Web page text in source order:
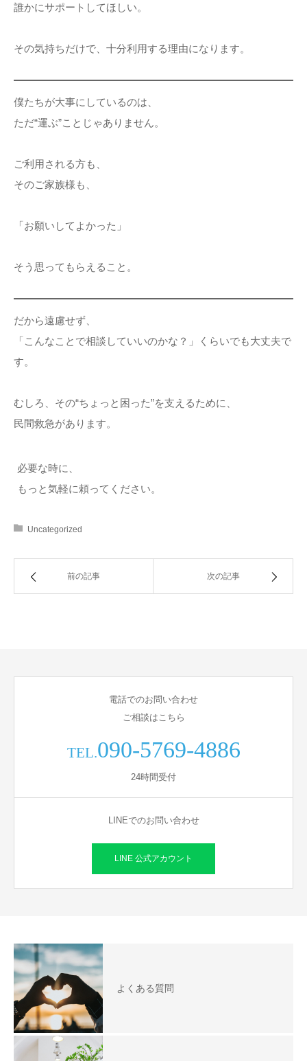
誰かにサポートしてほしい。
その気持ちだけで、十分利用する理由になります。
僕たちが大事にしているのは、
ただ“運ぶ”ことじゃありません。
ご利用される方も、
そのご家族様も、
「お願いしてよかった」
そう思ってもらえること。
だから遠慮せず、
「こんなことで相談していいのかな？」くらいでも大丈夫で
す。
むしろ、その“ちょっと困った”を支えるために、
民間救急があります。
必要な時に、
もっと気軽に頼ってください。
Uncategorized
前の記事 次の記事
電話でのお問い合わせ
ご相談はこちら
TEL.090-5769-4886
24時間受付
LINEでのお問い合わせ
LINE 公式アカウント
よくある質問